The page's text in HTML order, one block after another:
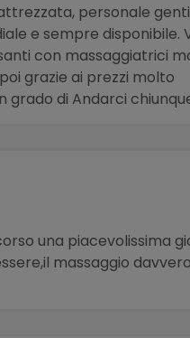
personale
e sempre disponibile.
con massaggiatrici
grazie ai prezzi molto
grado di Andarci
una piacevolissima
massaggio davvero